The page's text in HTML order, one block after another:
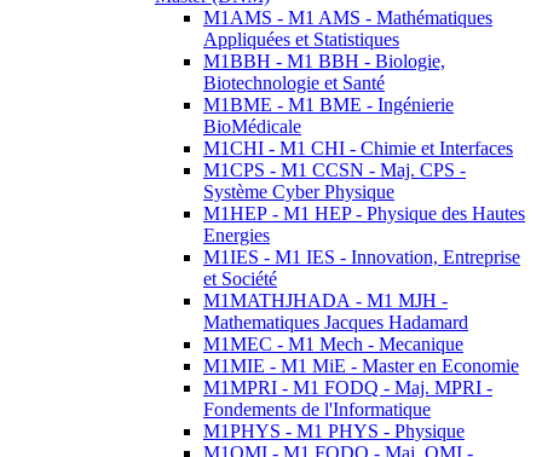
M1AMS - M1 AMS - Mathématiques
Appliquées et Statistiques
M1BBH - M1 BBH - Biologie,
Biotechnologie et Santé
M1BME - M1 BME - Ingénierie
BioMédicale
M1CHI - M1 CHI - Chimie et Interfaces
M1CPS - M1 CCSN - Maj. CPS -
Système Cyber Physique
M1HEP - M1 HEP - Physique des Hautes
Energies
M1IES - M1 IES - Innovation, Entreprise
et Société
M1MATHJHADA - M1 MJH -
Mathematiques Jacques Hadamard
M1MEC - M1 Mech - Mecanique
M1MIE - M1 MiE - Master en Economie
M1MPRI - M1 FODQ - Maj. MPRI -
Fondements de l'Informatique
M1PHYS - M1 PHYS - Physique
M1QMI - M1 FODQ - Maj. QMI -